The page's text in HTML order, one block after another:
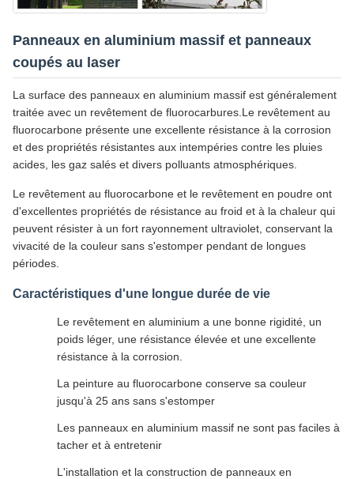
Panneaux en aluminium massif et panneaux
coupés au laser
La surface des panneaux en aluminium massif est généralement
traitée avec un revêtement de fluorocarbures.Le revêtement au
fluorocarbone présente une excellente résistance à la corrosion
et des propriétés résistantes aux intempéries contre les pluies
acides, les gaz salés et divers polluants atmosphériques.
Le revêtement au fluorocarbone et le revêtement en poudre ont
d'excellentes propriétés de résistance au froid et à la chaleur qui
peuvent résister à un fort rayonnement ultraviolet, conservant la
vivacité de la couleur sans s'estomper pendant de longues
périodes.
Caractéristiques d'une longue durée de vie
Le revêtement en aluminium a une bonne rigidité, un
poids léger, une résistance élevée et une excellente
résistance à la corrosion.
La peinture au fluorocarbone conserve sa couleur
jusqu'à 25 ans sans s'estomper
Les panneaux en aluminium massif ne sont pas faciles à
tacher et à entretenir
L'installation et la construction de panneaux en